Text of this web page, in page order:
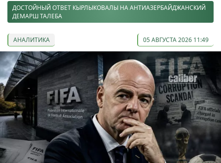
ДОСТОЙНЫЙ ОТВЕТ КЫРЛЫКОВАЛЫ НА АНТИАЗЕРБАЙДЖАНСКИЙ
ДЕМАРШ ТАЛЕБА
АНАЛИТИКА 05 АВГУСТА 2026 11:49